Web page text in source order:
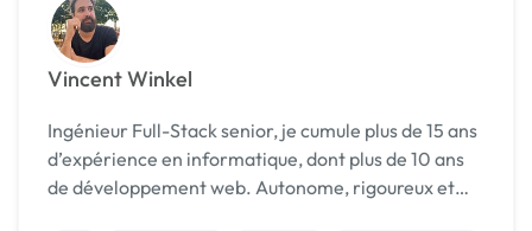
Vincent Winkel
Ingénieur Full-Stack senior, je cumule plus de 15 ans
d’expérience en informatique, dont plus de 10 ans
de développement web. Autonome, rigoureux et